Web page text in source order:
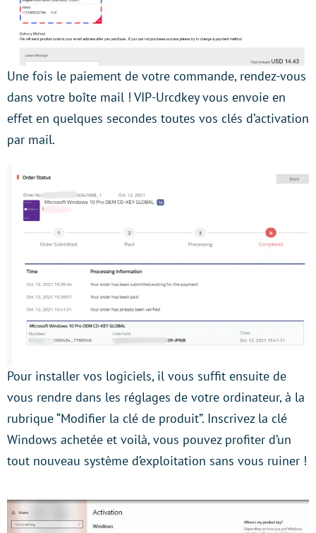
Une fois le paiement de votre commande, rendez-vous
dans votre boîte mail ! VIP-Urcdkey vous envoie en
effet en quelques secondes toutes vos clés d’activation
par mail.
Pour installer vos logiciels, il vous suffit ensuite de
vous rendre dans les réglages de votre ordinateur, à la
rubrique “Modifier la clé de produit”. Inscrivez la clé
Windows achetée et voilà, vous pouvez profiter d’un
tout nouveau système d’exploitation sans vous ruiner !